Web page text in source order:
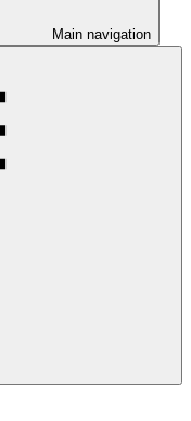
Main navigation